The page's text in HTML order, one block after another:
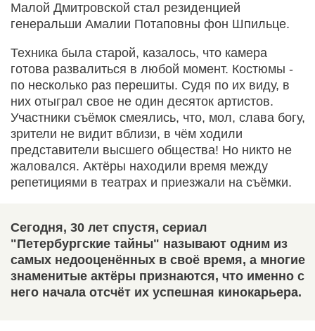
Малой Дмитровской стал резиденцией
генеральши Амалии Потаповны фон Шпильце.
Техника была старой, казалось, что камера
готова развалиться в любой момент. Костюмы -
по несколько раз перешиты. Судя по их виду, в
них отыграл свое не один десяток артистов.
Участники съёмок смеялись, что, мол, слава богу,
зрители не видит вблизи, в чём ходили
представители высшего общества! Но никто не
жаловался. Актёры находили время между
репетициями в театрах и приезжали на съёмки.
Сегодня, 30 лет спустя, сериал
"Петербургские тайны" называют одним из
самых недооценённых в своё время, а многие
знаменитые актёры признаются, что именно с
него начала отсчёт их успешная кинокарьера.